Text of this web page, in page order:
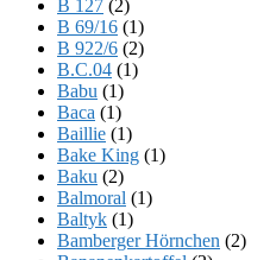
B 127 (2)
B 69/16 (1)
B 922/6 (2)
B.C.04 (1)
Babu (1)
Baca (1)
Baillie (1)
Bake King (1)
Baku (2)
Balmoral (1)
Baltyk (1)
Bamberger Hörnchen (2)